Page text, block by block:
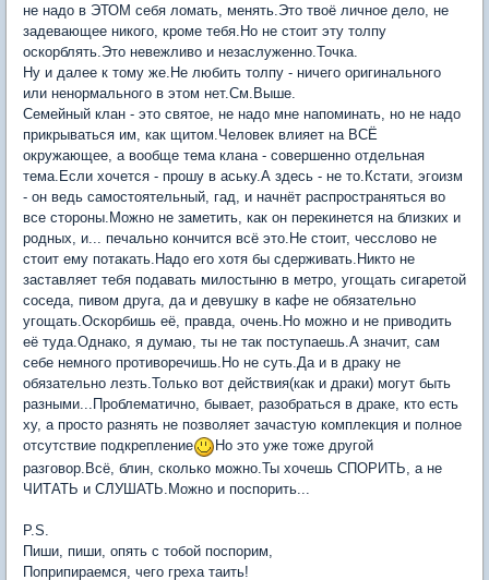
не надо в ЭТОМ себя ломать, менять.Это твоё личное дело, не
задевающее никого, кроме тебя.Но не стоит эту толпу
оскорблять.Это невежливо и незаслуженно.Точка.
Ну и далее к тому же.Не любить толпу - ничего оригинального
или ненормального в этом нет.См.Выше.
Семейный клан - это святое, не надо мне напоминать, но не надо
прикрываться им, как щитом.Человек влияет на ВСЁ
окружающее, а вообще тема клана - совершенно отдельная
тема.Если хочется - прошу в аську.А здесь - не то.Кстати, эгоизм
- он ведь самостоятельный, гад, и начнёт распространяться во
все стороны.Можно не заметить, как он перекинется на близких и
родных, и... печально кончится всё это.Не стоит, чесслово не
стоит ему потакать.Надо его хотя бы сдерживать.Никто не
заставляет тебя подавать милостыню в метро, угощать сигаретой
соседа, пивом друга, да и девушку в кафе не обязательно
угощать.Оскорбишь её, правда, очень.Но можно и не приводить
её туда.Однако, я думаю, ты не так поступаешь.А значит, сам
себе немного противоречишь.Но не суть.Да и в драку не
обязательно лезть.Только вот действия(как и драки) могут быть
разными...Проблематично, бывает, разобраться в драке, кто есть
ху, а просто разнять не позволяет зачастую комплекция и полное
отсутствие подкрепление
Но это уже тоже другой
разговор.Всё, блин, сколько можно.Ты хочешь СПОРИТЬ, а не
ЧИТАТЬ и СЛУШАТЬ.Можно и поспорить...
P.S.
Пиши, пиши, опять с тобой поспорим,
Поприпираемся, чего греха таить!